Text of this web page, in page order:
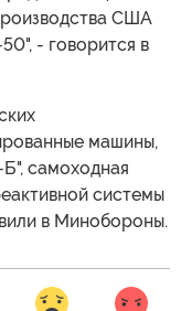
США
- говорится в
машины,
самоходная
системы
в Минобороны.